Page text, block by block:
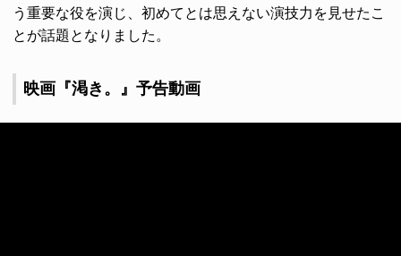
う重要な役を演じ、初めてとは思えない演技力を見せたこ
とが話題となりました。
映画『渇き。』予告動画